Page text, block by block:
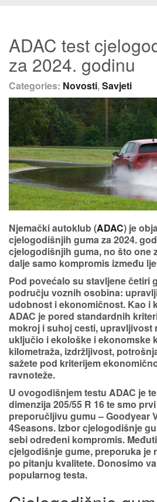
ADAC test
za 2024. godinu
Categories: Novosti,Savjeti
Njemački autoklub (ADAC) je
cjelogodišnjih guma za 2024.
cjelogodišnjih guma, no što one
dalje samo kompromis između
Pod povećalo su stavljenečetiri
području voznih osobina:
udobnost i ekonomičnost. Kao i
ADAC je pored standardnih
mokroj i suhoj cesti, upravljivost
uključio i ekološke i ekonomske
kilometraža, izdržljivost,
sažete pod kriterijem
ravnoteže.
U ovogodišnjem testu ADAC je
dimenzija 205/55 R 16te smo
preporučljivu gumu –Goodyear
4Seasons. Izbor cjelogodišnje
sebi određeni kompromis.
cjelgodišnje gume, preporuka je
po pitanju kvalitete. Donosimo
popularnog testa.